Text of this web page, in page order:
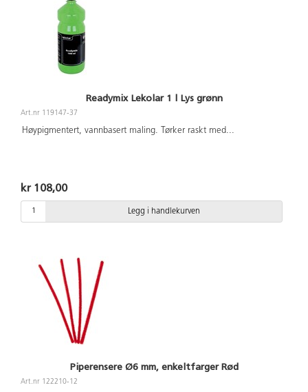
Readymix Lekolar 1 l Lys grønn
Art.nr 119147-37
Høypigmentert, vannbasert maling. Tørker raskt med...
kr 108,00
Legg i handlekurven
Piperensere Ø6 mm, enkeltfarger Rød
Art.nr 122210-12